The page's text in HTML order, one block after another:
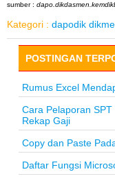
sumber :
Kategori : dapodik
POSTINGAN
Rumus Excel
Cara Pelaporan
Rekap Gaji
Copy dan Paste
Daftar Fungsi